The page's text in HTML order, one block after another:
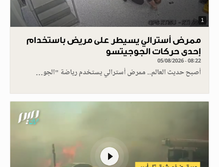
1
ممرض أسترالي يسيطر على مريض باستخدام
إحدى حركات الجوجيتسو
05/08/2026 - 08:22
أصبح حديث العالم.. ممرض أسترالي يستخدم رياضة "الجو…